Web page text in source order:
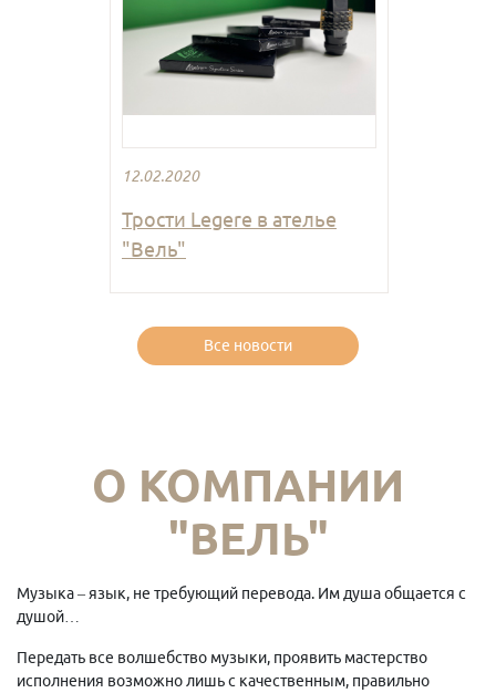
12.02.2020
Трости Legere в ателье
"Вель"
Все новости
О КОМПАНИИ
"ВЕЛЬ"
Музыка – язык, не требующий перевода. Им душа общается с
душой…
Передать все волшебство музыки, проявить мастерство
исполнения возможно лишь с качественным, правильно